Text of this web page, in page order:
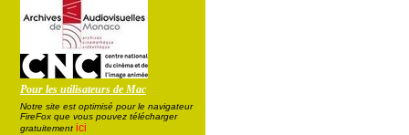
Pour les utilisateurs de Mac
Notre site est optimisé pour le navigateur
FireFox que vous pouvez télécharger
gratuitement ici